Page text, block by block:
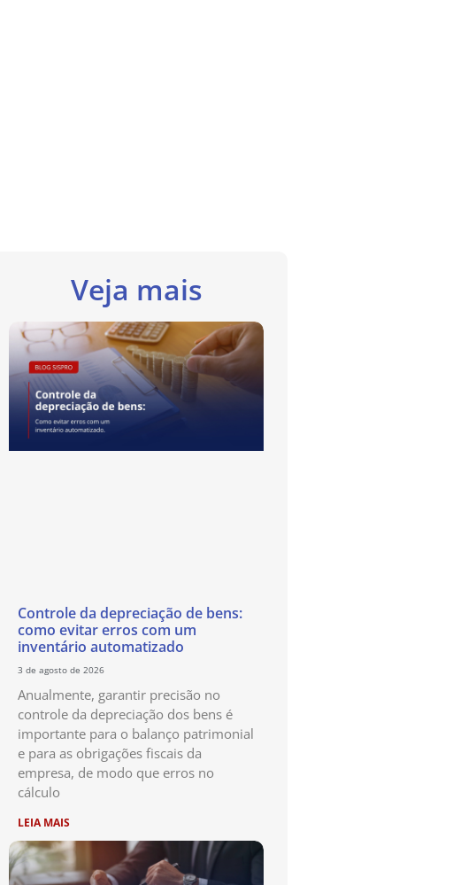
Veja mais
Controle da depreciação de bens:
como evitar erros com um
inventário automatizado
3 de agosto de 2026
Anualmente, garantir precisão no
controle da depreciação dos bens é
importante para o balanço patrimonial
e para as obrigações fiscais da
empresa, de modo que erros no
cálculo
LEIA MAIS